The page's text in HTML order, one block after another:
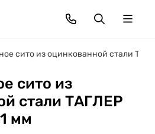
сито из оцинкованной стали
сито из
стали ТАГЛЕР
мм